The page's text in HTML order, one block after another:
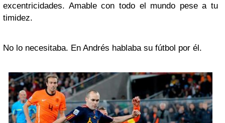
excentricidades. Amable con todo el mundo pese a tu
timidez.
No lo necesitaba. En Andrés hablaba su fútbol por él.